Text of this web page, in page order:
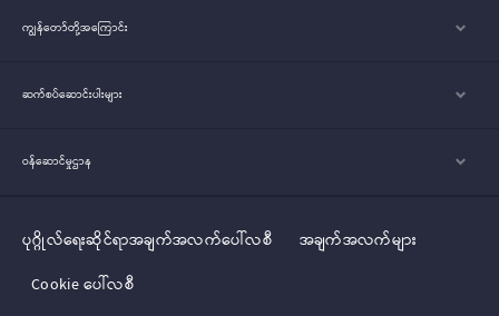
ကျွန်တော်တို့အ‌ကြောင်း
ဆက်စပ်ဆောင်းပါးများ
ဝန်ဆောင်မှုဌာန
ပုဂ္ဂိုလ်‌‌‌‌ရေးဆိုင်ရာအချက်အလက်ပေါ်လစီ
အချက်အလက်များ
Cookie ပေါ်လစီ